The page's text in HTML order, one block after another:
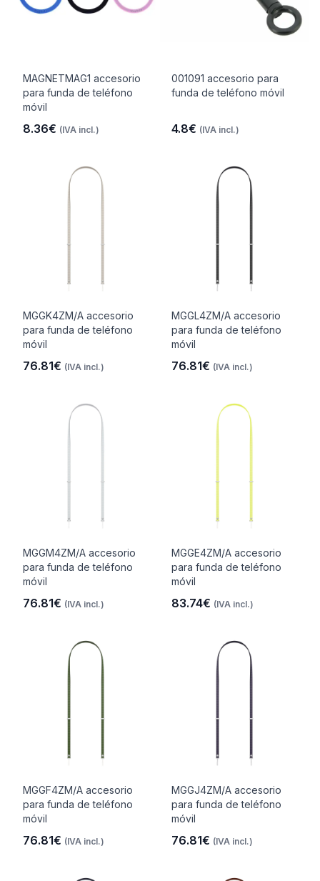
MAGNETMAG1 accesorio
para funda de teléfono
móvil
8.36€ (IVA incl.)
001091 accesorio para
funda de teléfono móvil
4.8€ (IVA incl.)
MGGK4ZM/A accesorio
para funda de teléfono
móvil
76.81€ (IVA incl.)
MGGL4ZM/A accesorio
para funda de teléfono
móvil
76.81€ (IVA incl.)
MGGM4ZM/A accesorio
para funda de teléfono
móvil
76.81€ (IVA incl.)
MGGE4ZM/A accesorio
para funda de teléfono
móvil
83.74€ (IVA incl.)
MGGF4ZM/A accesorio
para funda de teléfono
móvil
76.81€ (IVA incl.)
MGGJ4ZM/A accesorio
para funda de teléfono
móvil
76.81€ (IVA incl.)